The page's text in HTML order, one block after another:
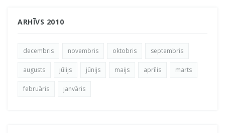
ARHĪVS 2010
decembris novembris oktobris septembris
augusts jūlijs jūnijs maijs aprīlis marts
februāris janvāris